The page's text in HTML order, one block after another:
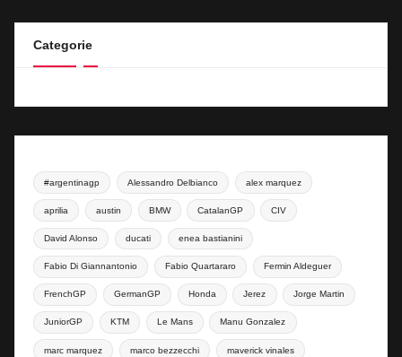
Categorie
#argentinagp Alessandro Delbianco alex marquez
aprilia austin BMW CatalanGP CIV
David Alonso ducati enea bastianini
Fabio Di Giannantonio Fabio Quartararo Fermin Aldeguer
FrenchGP GermanGP Honda Jerez Jorge Martin
JuniorGP KTM Le Mans Manu Gonzalez
marc marquez marco bezzecchi maverick vinales